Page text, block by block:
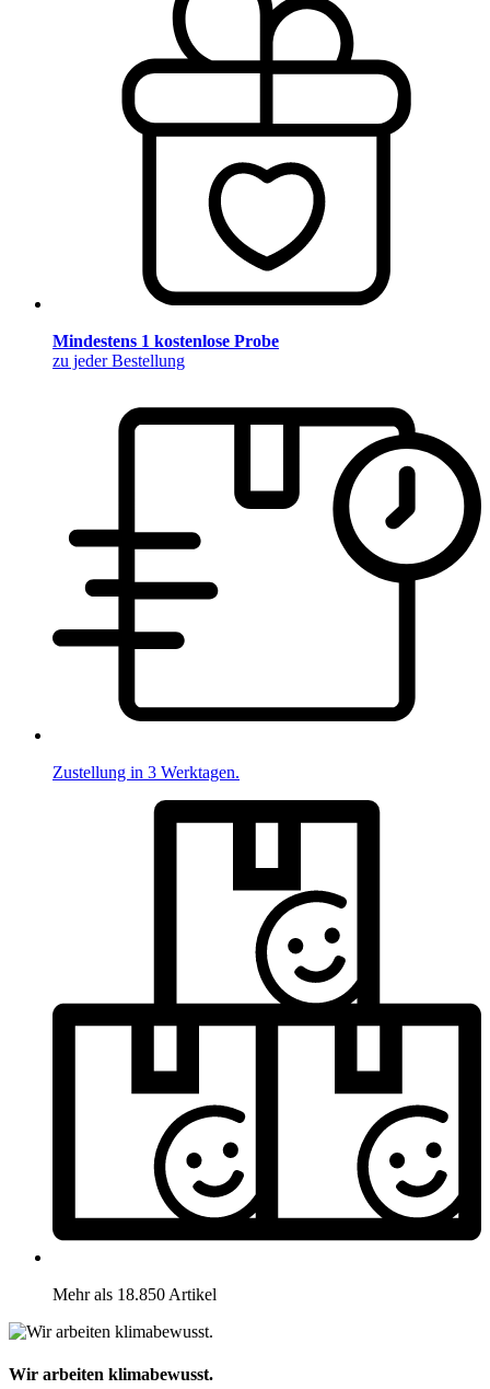
Mindestens 1 kostenlose Probe
zu jeder Bestellung
Zustellung in 3 Werktagen.
Mehr als 18.850 Artikel
Wir arbeiten klimabewusst.